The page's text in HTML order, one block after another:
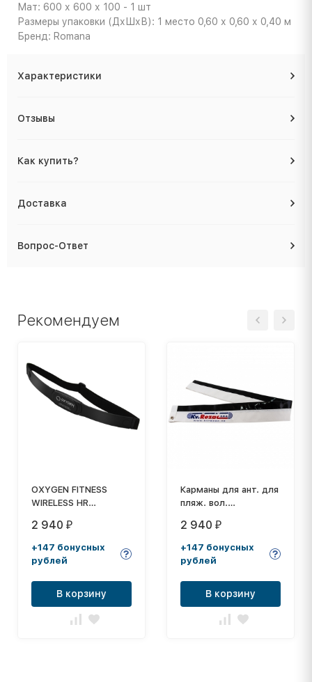
Мат: 600 х 600 х 100 - 1 шт
Размеры упаковки (ДхШхВ): 1 место 0,60 х 0,60 х 0,40 м
Бренд: Romana
Характеристики
Отзывы
Как купить?
Доставка
Вопрос-Ответ
Рекомендуем
OXYGEN FITNESS
WIRELESS HR
Нагрудный
передатчик пульса
2 940 ₽
+147 бонусных
рублей
В корзину
Карманы для ант. для
пляж. вол.
арт.15175206000, на
липучках, бело-
черные NEW
2 940 ₽
+147 бонусных
рублей
В корзину